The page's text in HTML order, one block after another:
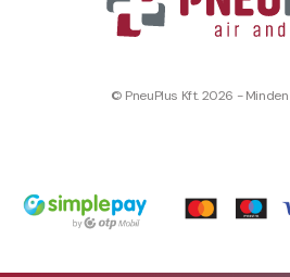
© PneuPlus Kft. 2026 -